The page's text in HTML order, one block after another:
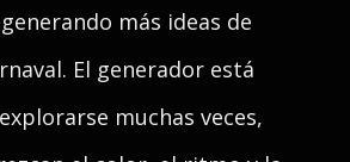
más ideas de
El generador está
muchas veces,